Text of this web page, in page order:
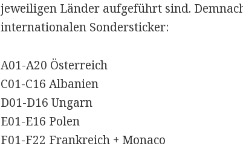
jeweiligen Länder aufgeführt sind.
internationalen Sondersticker:
A01-A20 Österreich
C01-C16 Albanien
D01-D16 Ungarn
E01-E16 Polen
F01-F22 Frankreich + Monaco